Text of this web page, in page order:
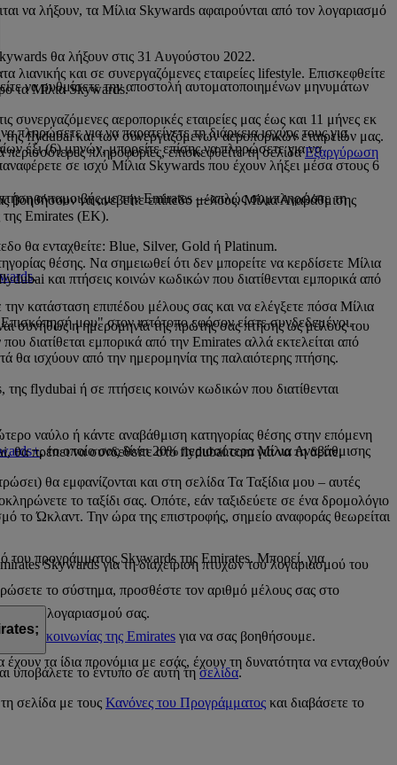
να λήξουν, τα Μίλια Skywards αφαιρούνται από τον λογαριασμό
θα λήξουν στις 31 Αυγούστου 2022.
να ρυθμίσετε την αποστολή αυτοματοποιημένων μηνυμάτων
για να παρατείνετε τη διάρκεια ισχύος τους για
έξι (6) μηνών, μπορείτε επίσης να πληρώσετε για να
και σε συνεργαζόμενες εταιρείες lifestyle. Επισκεφθείτε
τα Μίλια Skywards.
συνεργαζόμενες αεροπορικές εταιρείες μας έως και 11 μήνες εκ
σε ισχύ Μίλια Skywards που έχουν λήξει μέσα στους 6
flydubai και των συνεργαζόμενων αεροπορικών εταιρειών μας.
πληροφορίες, επισκεφθείτε τη σελίδαΕξαργύρωση
ανταμοιβής με την Emirates —απλώς συμπληρώστε τη
βοηθήσουν να ανεβείτε επίπεδο μέλους. Μίλια Αναβάθμισης
της Emirates (EK).
θα ενταχθείτε: Blue, Silver, Gold ή Platinum.
.
κατάσταση επιπέδου μέλους σας και να ελέγξετε πόσα Μίλια
μου" στον ιστότοπο εφόσον είστε συνδεδεμένοι.
θέσης. Να σημειωθεί ότι δεν μπορείτε να κερδίσετε Μίλια
και πτήσεις κοινών κωδικών που διατίθενται εμπορικά από
συνήθως η ημερομηνία της πρώτης σας πτήσης ως μέλους του
διατίθεται εμπορικά από την Emirates αλλά εκτελείται από
θα ισχύουν από την ημερομηνία της παλαιότερης πτήσης.
flydubai ή σε πτήσεις κοινών κωδικών που διατίθενται
ναύλο ή κάντε αναβάθμιση κατηγορίας θέσης στην επόμενη
, το οποίο σας δίνει 20% περισσότερα Μίλια Αναβάθμισης
θα πρέπει να συνδεθείτε στο flydubai.com για να τη δείτε.
θα εμφανίζονται και στη σελίδα Τα Ταξίδια μου – αυτές
του προγράμματος Skywards της Emirates. Μπορεί, για
το σύστημα, προσθέστε τον αριθμό μέλους σας στο
επικοινωνίας της Emirates για να σας βοηθήσουμε.
το ταξίδι σας. Οπότε, εάν ταξιδεύετε σε ένα δρομολόγιο
το Ώκλαντ. Την ώρα της επιστροφής, σημείο αναφοράς θεωρείται
Skywards για τη διαχείριση πτυχών του λογαριασμού του
υποβάλετε το έντυπο σε αυτή τη σελίδα.
σελίδα με τους Κανόνες του Προγράμματος και διαβάσετε το
του λογαριασμού σας.
τα ίδια προνόμια με εσάς, έχουν τη δυνατότητα να ενταχθούν